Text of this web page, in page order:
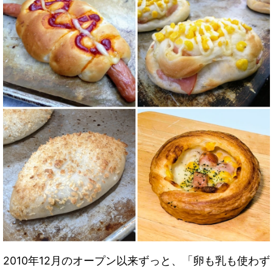
2010年12月のオープン以来ずっと、「卵も乳も使わず